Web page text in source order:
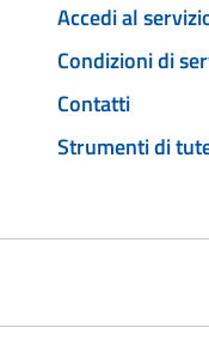
Accedi al
Condizioni di
Contatti
Strumenti di